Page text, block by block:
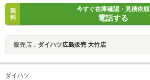
無
料
今すぐ在庫確認・見積依頼
電話する
販売店： ダイハツ広島販売 大竹店
ダイハツ